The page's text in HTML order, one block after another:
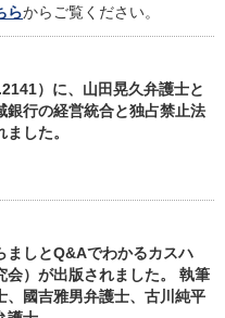
らからご覧ください。
）に、山田晃久弁護士と
銀行の経営統合と独占禁止法
した。
ましとQ&Aでわかるカスハ
会）が出版されました。 執筆
、國吉雅男弁護士、古川純平